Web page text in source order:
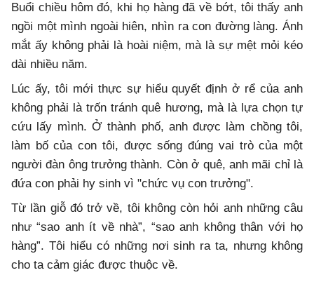
Buổi chiều hôm đó, khi họ hàng đã về bớt, tôi thấy anh
ngồi một mình ngoài hiên, nhìn ra con đường làng. Ánh
mắt ấy không phải là hoài niệm, mà là sự mệt mỏi kéo
dài nhiều năm.
Lúc ấy, tôi mới thực sự hiểu quyết định ở rể của anh
không phải là trốn tránh quê hương, mà là lựa chọn tự
cứu lấy mình. Ở thành phố, anh được làm chồng tôi,
làm bố của con tôi, được sống đúng vai trò của một
người đàn ông trưởng thành. Còn ở quê, anh mãi chỉ là
đứa con phải hy sinh vì "chức vụ con trưởng".
Từ lần giỗ đó trở về, tôi không còn hỏi anh những câu
như “sao anh ít về nhà”, “sao anh không thân với họ
hàng”. Tôi hiểu có những nơi sinh ra ta, nhưng không
cho ta cảm giác được thuộc về.